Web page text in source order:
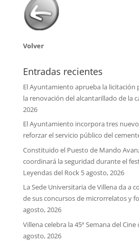
Volver
Entradas recientes
El Ayuntamiento aprueba la licitación
la renovación del alcantarillado de la
2026
El Ayuntamiento incorpora tres
reforzar el servicio público del
Constituido el Puesto de Mando
coordinará la seguridad durante el
Leyendas del Rock 5 agosto, 2026
La Sede Universitaria de Villena da a
de sus concursos de microrrelatos y
agosto, 2026
Villena celebra la 45ª Semana del
agosto, 2026